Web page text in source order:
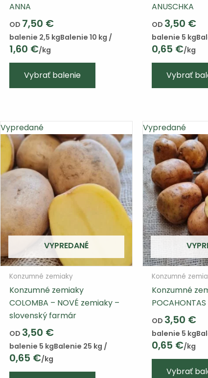
ANNA
OD 7,50 €
balenie 2,5 kgBalenie 10 kg /
1,60 €/kg
Vybrať balenie
ANUSCHKA
OD 3,50 €
balenie 5 kg
0,65 €/kg
Vybrať
Vypredané
VYPREDANÉ
Konzumné zemiaky
Konzumné zemiaky
COLOMBA – NOVÉ zemiaky –
slovenský farmár
OD 3,50 €
balenie 5 kgBalenie 25 kg /
0,65 €/kg
Vypredané
Konzumné
Konzumné
POCAHONTAS
OD 3,50 €
balenie 5 kg
0,65 €/kg
Vybrať